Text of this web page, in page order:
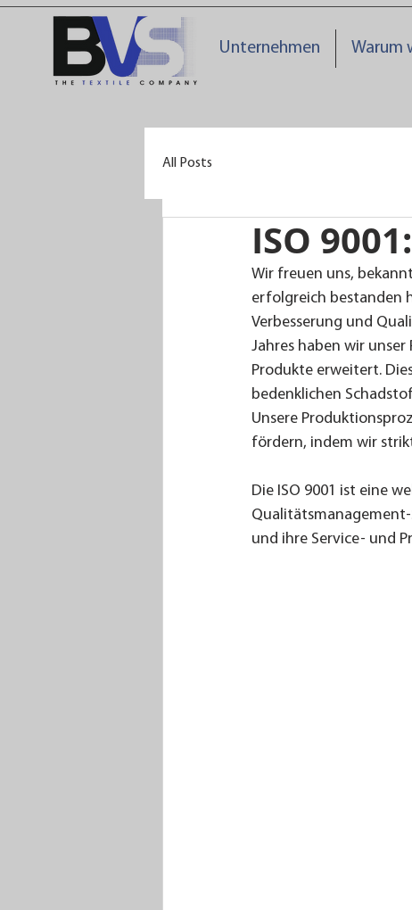
Unternehmen Warum
All Posts
ISO
Wir freuen uns,
erfolgreich bestanden
Verbesserung und
Jahres haben wir
Produkte erweitert.
bedenklichen
Unsere
fördern, indem wir
Die ISO 9001 ist eine
und ihre Service- und